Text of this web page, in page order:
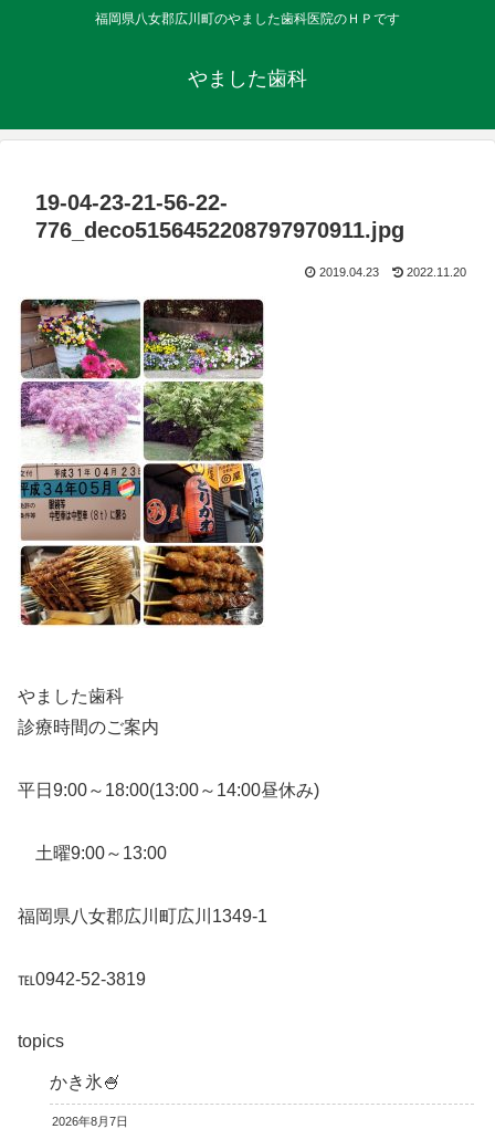
福岡県八女郡広川町のやました歯科医院のＨＰです
やました歯科
19-04-23-21-56-22-
776_deco5156452208797970911.jpg
2019.04.23 2022.11.20
やました歯科
診療時間のご案内
平日9:00～18:00(13:00～14:00昼休み)
土曜9:00～13:00
福岡県八女郡広川町広川1349-1
℡0942-52-3819
topics
かき氷🍧
2026年8月7日